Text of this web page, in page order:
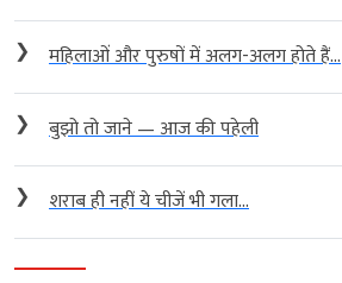
❯ महिलाओं और पुरुषों में अलग-अलग होते हैं...
❯ बुझो तो जाने — आज की पहेली
❯ शराब ही नहीं ये चीजें भी गला...